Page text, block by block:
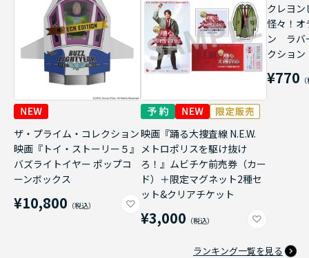
ザ・プライム・コレクション
映画『トイ・ストーリー５』
バズライトイヤー ポップコ
ーンボックス
¥10,800
映画『踊る大捜査線 N.E.W.
メトロポリスを駆け抜け
ろ！』ムビチケ前売券（カー
ド）＋限定マグネット2種セ
ット&クリアチケット
¥3,000
クレヨン
怪々！オ
ン ラバ
クショ
¥770
ランキング一覧を見る